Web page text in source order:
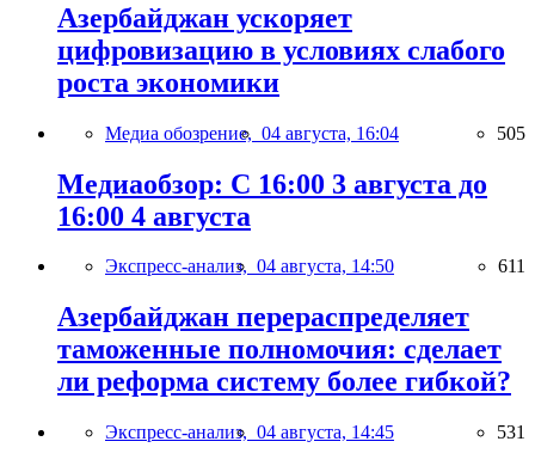
Азербайджан ускоряет
цифровизацию в условиях слабого
роста экономики
Медиа обозрение, 04 августа, 16:04 505
Медиаобзор: С 16:00 3 августа до
16:00 4 августа
Экспресс-анализ, 04 августа, 14:50 611
Азербайджан перераспределяет
таможенные полномочия: сделает
ли реформа систему более гибкой?
Экспресс-анализ, 04 августа, 14:45 531